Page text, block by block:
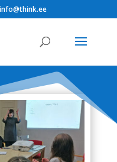
info@think.ee